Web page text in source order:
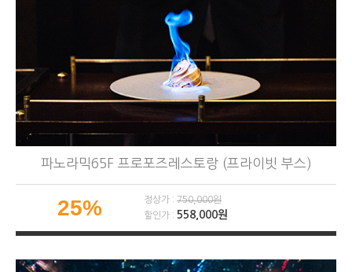
파노라믹65F 프로포즈레스토랑 (프라이빗 부스)
25% 정상가 : 750,000원
할인가 : 558,000원